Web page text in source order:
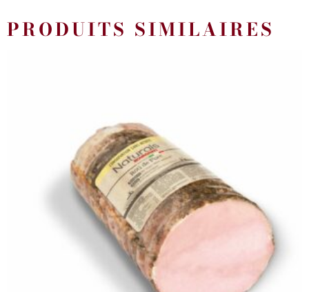
PRODUITS SIMILAIRES